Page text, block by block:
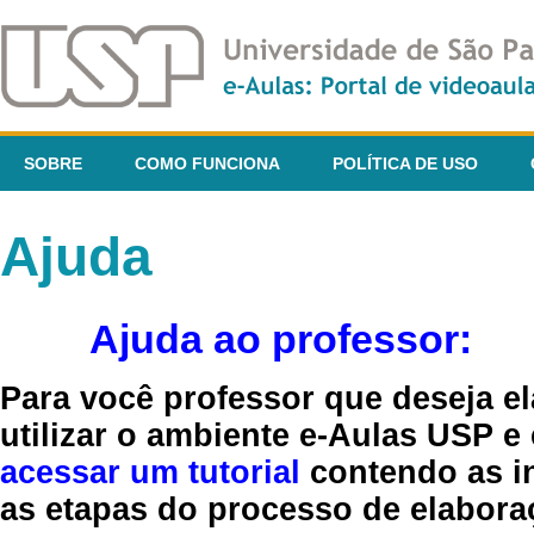
SOBRE COMO FUNCIONA POLÍTICA DE USO
Ajuda
Ajuda ao professor:
Para você professor que deseja
utilizar o ambiente e-Aulas USP
acessar um tutorial contendo as
as etapas do processo de